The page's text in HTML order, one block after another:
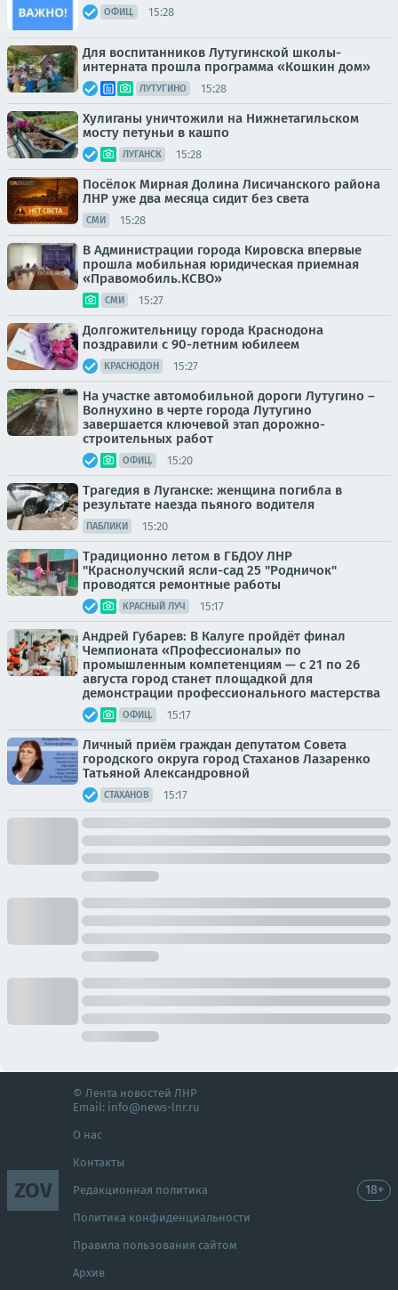
ОФИЦ. 15:28
Для воспитанников Лутугинской школы-
интерната прошла программа «Кошкин дом»
ЛУТУГИНО 15:28
Хулиганы уничтожили на Нижнетагильском
мосту петуньи в кашпо
ЛУГАНСК 15:28
Посёлок Мирная Долина Лисичанского района
ЛНР уже два месяца сидит без света
СМИ 15:28
В Администрации города Кировска впервые
прошла мобильная юридическая приемная
«Правомобиль.КСВО»
СМИ 15:27
Долгожительницу города Краснодона
поздравили с 90-летним юбилеем
КРАСНОДОН 15:27
На участке автомобильной дороги Лутугино –
Волнухино в черте города Лутугино
завершается ключевой этап дорожно-
строительных работ
ОФИЦ. 15:20
Трагедия в Луганске: женщина погибла в
результате наезда пьяного водителя
ПАБЛИКИ 15:20
Традиционно летом в ГБДОУ ЛНР
"Краснолучский ясли-сад 25 "Родничок"
проводятся ремонтные работы
КРАСНЫЙ ЛУЧ 15:17
Андрей Губарев: В Калуге пройдёт финал
Чемпионата «Профессионалы» по
промышленным компетенциям — с 21 по 26
августа город станет площадкой для
демонстрации профессионального мастерства
ОФИЦ. 15:17
Личный приём граждан депутатом Совета
городского округа город Стаханов Лазаренко
Татьяной Александровной
СТАХАНОВ 15:17
ZOV
© Лента новостей ЛНР
Email: info@news-lnr.ru
О нас
Контакты
Редакционная политика
Политика конфиденциальности
Правила пользования сайтом
Архив
18+